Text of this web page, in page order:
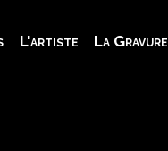
L'artiste La Gravure